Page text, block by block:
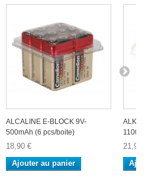
ALCALINE E-BLOCK 9V-
500mAh (6 pcs/boite)
18,90 €
Ajouter au panier
21,90